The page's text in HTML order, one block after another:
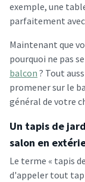
exemple, une
parfaitement
Maintenant que
pourquoi ne pas
balcon ? Tout
promener sur le
général de votre
Un tapis de
salon en
Le terme « tapis
d'appeler tout